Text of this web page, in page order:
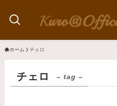
ホーム チェロ
チェロ – tag –